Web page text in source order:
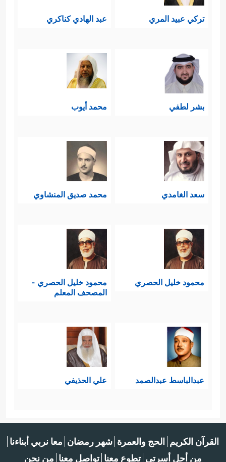
تركي عبيد المري عبد الهادي كناكري
بشر لطفي محمد أيوب
سعد الغامدي محمد صديق المنشاوي
محمود خليل الحصري
محمود خليل الحصري -
المصحف المعلم
عبدالباسط عبدالصمد علي الحذيفي
القرآن الكريم الحج والعمرة شهر رمضان معا نربي أبناءنا
من أجل أسرتي تطوع معنا تواصل معنا من نحن